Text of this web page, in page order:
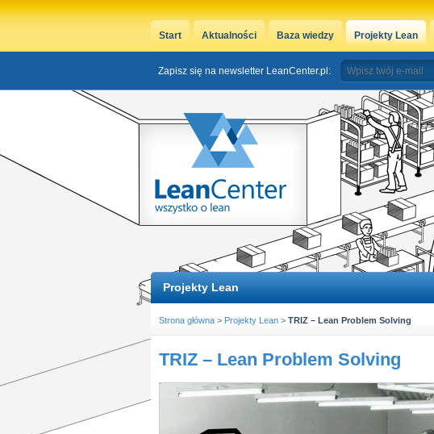
Start Aktualności Baza wiedzy Projekty Lean
Zapisz się na newsletter LeanCenter.pl:
Projekty Lean
Strona główna > Projekty Lean > TRIZ – Lean Problem Solving
TRIZ – Lean Problem Solving